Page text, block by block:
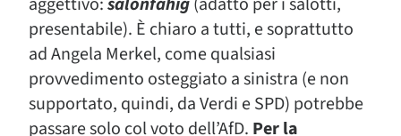
presentabile). È chiaro a tutti, e soprattutto
ad Angela Merkel, come qualsiasi
provvedimento osteggiato a sinistra (e non
supportato, quindi, da Verdi e SPD) potrebbe
passare solo col voto dell’AfD. Per la